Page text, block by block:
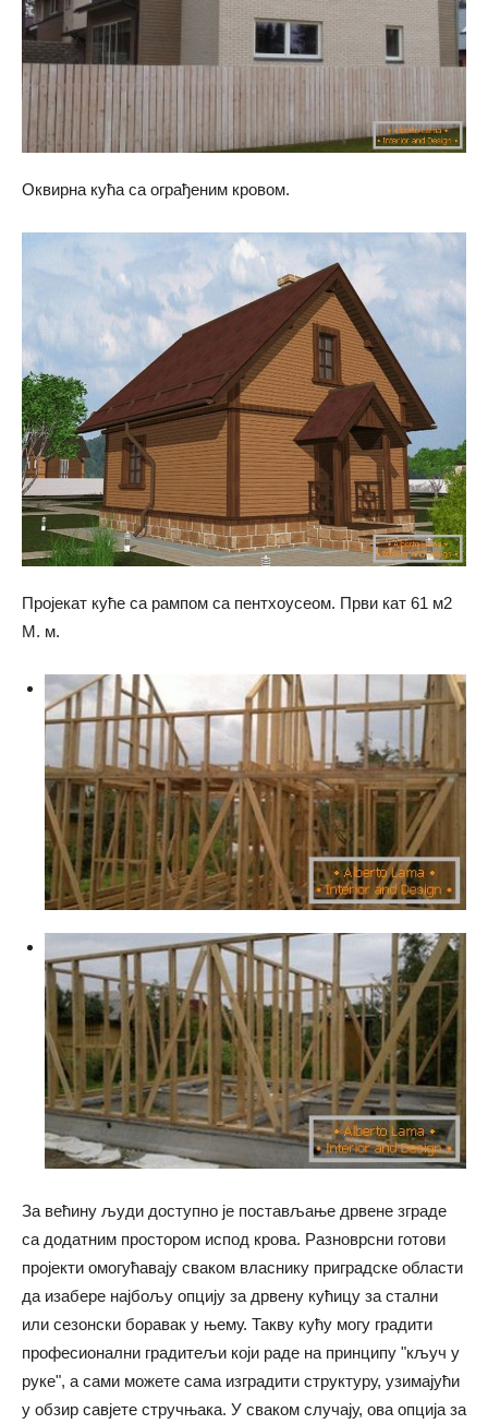
Оквирна кућа са ограђеним кровом.
Пројекат куће са рампом са пентхоусеом. Први кат 61 м2
М. м.
За већину људи доступно је постављање дрвене зграде
са додатним простором испод крова. Разноврсни готови
пројекти омогућавају сваком власнику приградске области
да изабере најбољу опцију за дрвену кућицу за стални
или сезонски боравак у њему. Такву кућу могу градити
професионални градитељи који раде на принципу "кључ у
руке", а сами можете сама изградити структуру, узимајући
у обзир савјете стручњака. У сваком случају, ова опција за